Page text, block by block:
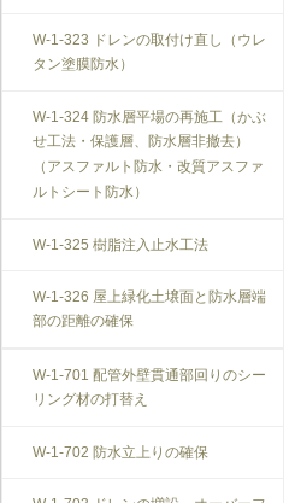
W-1-323 ドレンの取付け直し（ウレ
タン塗膜防水）
W-1-324 防水層平場の再施工（かぶ
せ工法・保護層、防水層非撤去）
（アスファルト防水・改質アスファ
ルトシート防水）
W-1-325 樹脂注入止水工法
W-1-326 屋上緑化土壌面と防水層端
部の距離の確保
W-1-701 配管外壁貫通部回りのシー
リング材の打替え
W-1-702 防水立上りの確保